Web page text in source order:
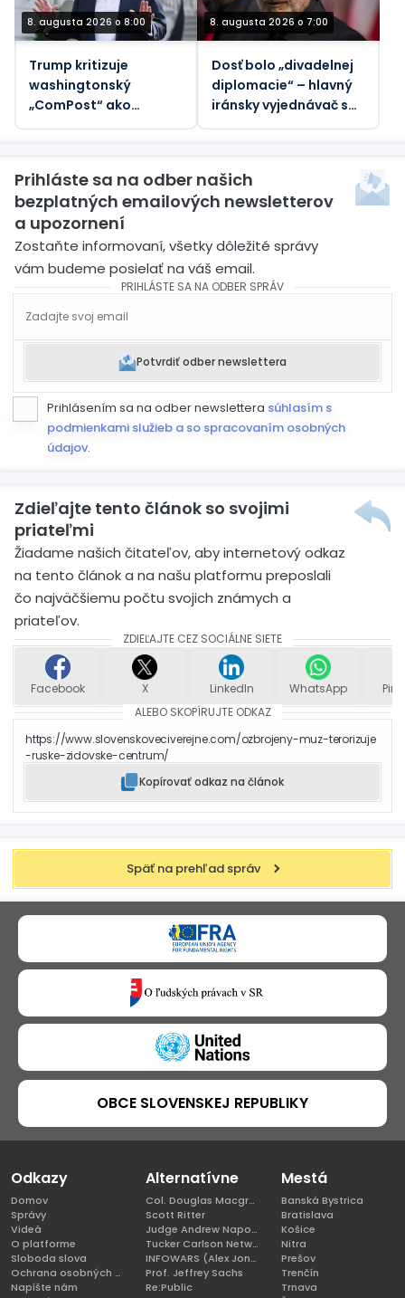
8. augusta 2026 o 8:00
Trump kritizuje
washingtonský
„ComPost“ ako
8. augusta 2026 o 7:00
Dosť bolo „divadelnej
diplomacie“ – hlavný
iránsky vyjednávač s
Prihláste sa na odber našich
bezplatných emailových newsletterov
a upozornení
Zostaňte informovaní, všetky dôležité správy
vám budeme posielať na váš email.
PRIHLÁSTE SA NA ODBER SPRÁV
Potvrdiť odber newslettera
Prihlásením sa na odber newslettera súhlasím s
podmienkami služieb a so spracovaním osobných
údajov.
Zdieľajte tento článok so svojimi
priateľmi
Žiadame našich čitateľov, aby internetový odkaz
na tento článok a na našu platformu preposlali
čo najväčšiemu počtu svojich známych a
priateľov.
ZDIEĽAJTE CEZ SOCIÁLNE SIETE
Facebook X LinkedIn WhatsApp
ALEBO SKOPÍRUJTE ODKAZ
https://www.slovenskoveciverejne.com/ozbrojeny-muz-terorizuje
-ruske-zidovske-centrum/
Kopírovať odkaz na článok
Späť na prehľad správ
OBCE SLOVENSKEJ REPUBLIKY
Odkazy
Domov
Správy
Videá
O platforme
Sloboda slova
Ochrana osobných údajov
Napíšte nám
Alternatívne
Col. Douglas Macgregor, Ph.D
Scott Ritter
Judge Andrew Napolitano
Tucker Carlson Network
INFOWARS (Alex Jones)
Prof. Jeffrey Sachs
Re:Public
Mestá
Banská Bystrica
Bratislava
Košice
Nitra
Prešov
Trenčín
Trnava